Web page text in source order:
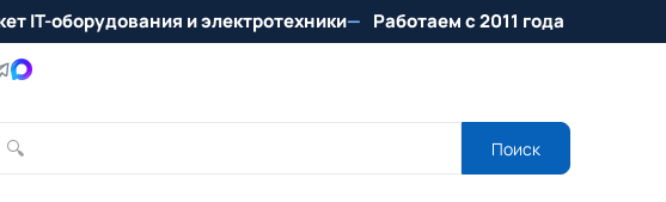
IT-оборудования и электротехники Работаем с 2011 года
🔍 Поиск